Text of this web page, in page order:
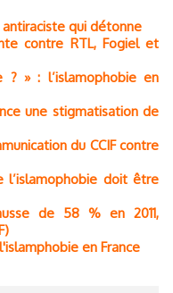
antiraciste qui détonne
contre RTL, Fogiel et
? » : l’islamophobie en
une stigmatisation de
du CCIF contre
l’islamophobie doit être
de 58 % en 2011,
en France